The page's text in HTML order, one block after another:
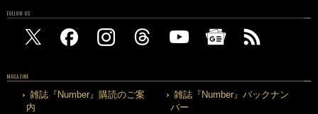
FOLLOW US
MAGAZINE
雑誌『Number』購読のご案
内
雑誌『Number』バックナン
バー